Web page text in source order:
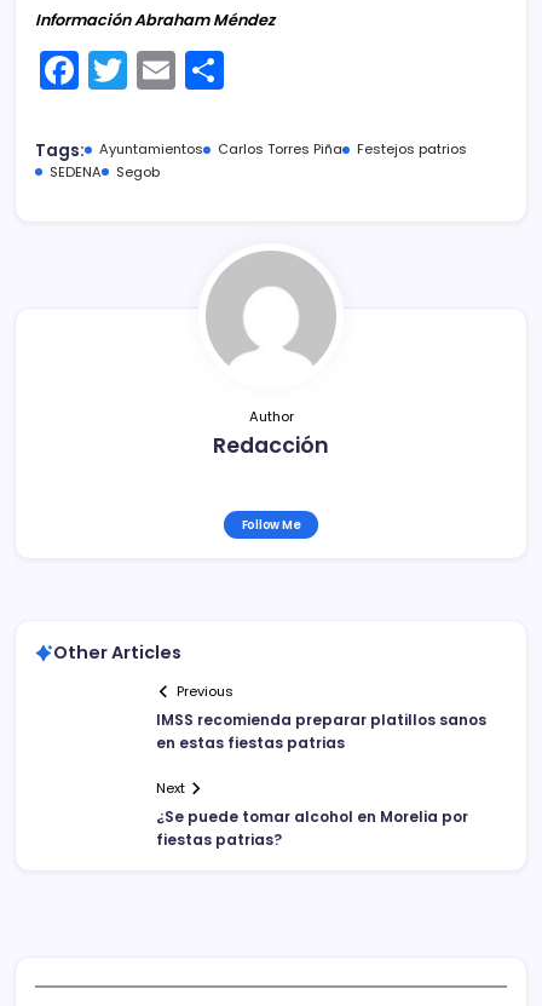
Información Abraham Méndez
F
a
c
e
T
w
itt
er
E
m
ai m
tir
Tags: Ayuntamientos Carlos Torres Piña
Festejos patrios
SEDENA
Segob
Author
Redacción
Follow Me
Other Articles
Previous
IMSS recomienda preparar platillos sanos
en estas fiestas patrias
Next
¿Se puede tomar alcohol en Morelia por
fiestas patrias?